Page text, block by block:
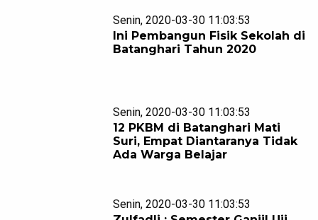
Senin, 2020-03-30 11:03:53
Ini Pembangun Fisik Sekolah di
Batanghari Tahun 2020
Senin, 2020-03-30 11:03:53
12 PKBM di Batanghari Mati
Suri, Empat Diantaranya Tidak
Ada Warga Belajar
Senin, 2020-03-30 11:03:53